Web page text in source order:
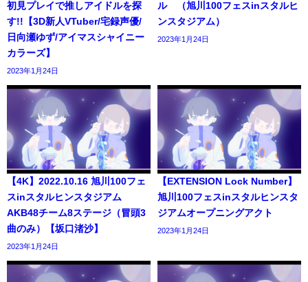
初見プレイで推しアイドルを探
す!!【3D新人VTuber/宅録声優/
日向瀬ゆず/アイマスシャイニー
カラーズ】
2023年1月24日
ル （旭川100フェスinスタルヒ
ンスタジアム）
2023年1月24日
【4K】2022.10.16 旭川100フェ
スinスタルヒンスタジアム
AKB48チーム8ステージ（冒頭3
曲のみ）【坂口渚沙】
2023年1月24日
【EXTENSION Lock Number】
旭川100フェスinスタルヒンスタ
ジアムオープニングアクト
2023年1月24日